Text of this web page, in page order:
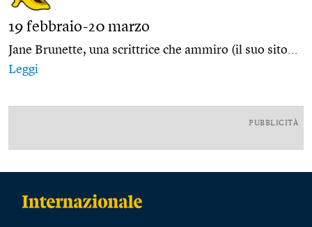
19 febbraio-20 marzo
Jane Brunette, una scrittrice che ammiro (il suo sito...
Leggi
PUBBLICITÀ